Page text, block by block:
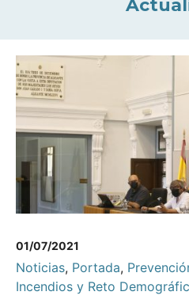
01/07/2021
Noticias, Portada,
Incendios y Reto